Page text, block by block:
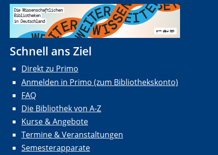
Schnell ans Ziel
Direkt zu Primo
Anmelden in Primo (zum Bibliothekskonto)
FAQ
Die Bibliothek von A-Z
Kurse & Angebote
Termine & Veranstaltungen
Semesterapparate